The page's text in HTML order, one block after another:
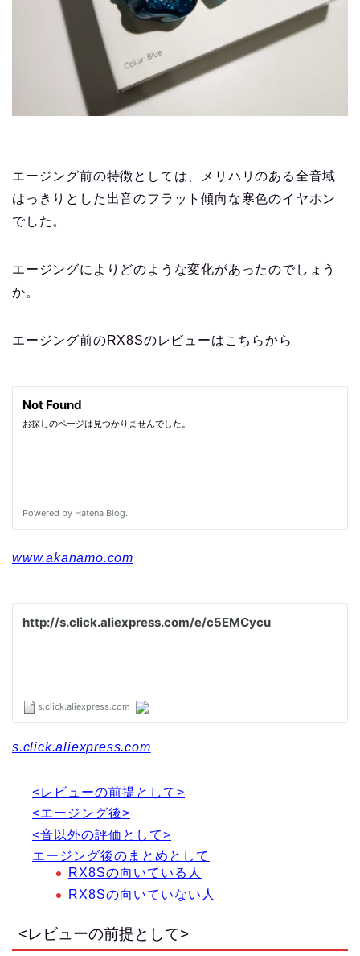
エージング前の特徴としては、
メリハリのある全音域
はっきりとした出音のフラット傾向な寒色のイヤホン
でした。
エージングによりどのような変化があったのでしょう
か。
エージング前のRX8Sのレビューはこちらから
www.akanamo.com
s.click.aliexpress.com
<レビューの前提として>
<エージング後>
<音以外の評価として>
エージング後のまとめとして
RX8Sの向いている人
RX8Sの向いていない人
<レビューの前提として>